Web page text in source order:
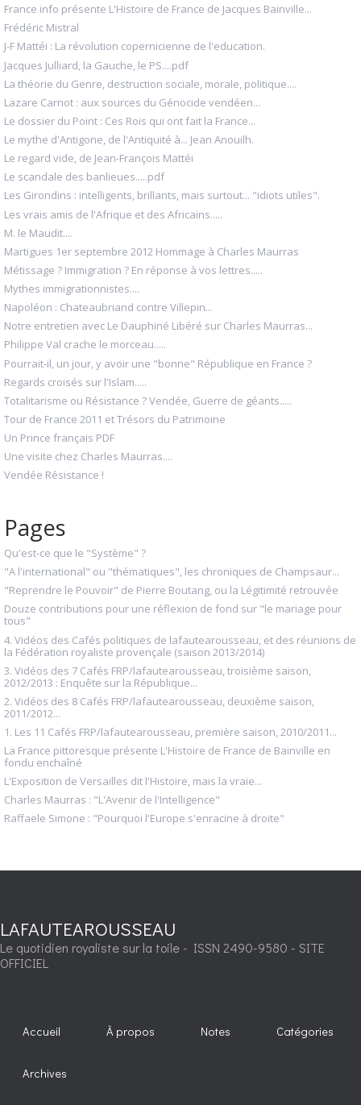
France info présente L'Histoire de France de Jacques Bainville...
Frédéric Mistral
J-F Mattéi : La révolution copernicienne de l'education.
Jacques Julliard, la Gauche, le PS....pdf
La théorie du Genre, destruction sociale, morale, politique....
Lazare Carnot : aux sources du Génocide vendéen...
Le dossier du Point : Ces Rois qui ont fait la France...
Le mythe d'Antigone, de l'Antiquité à... Jean Anouilh.
Le regard vide, de Jean-François Mattéi
Le scandale des banlieues.....pdf
Les Girondins : intelligents, brillants, mais surtout... "idiots utiles".
Les vrais amis de l'Afrique et des Africains.....
M. le Maudit....
Martigues 1er septembre 2012 Hommage à Charles Maurras
Métissage ? Immigration ? En réponse à vos lettres.....
Mythes immigrationnistes....
Napoléon : Chateaubriand contre Villepin...
Notre entretien avec Le Dauphiné Libéré sur Charles Maurras...
Philippe Val crache le morceau.....
Pourrait-il, un jour, y avoir une "bonne" République en France ?
Regards croisés sur l'Islam.....
Totalitarisme ou Résistance ? Vendée, Guerre de géants.....
Tour de France 2011 et Trésors du Patrimoine
Un Prince français PDF
Une visite chez Charles Maurras....
Vendée Résistance !
Pages
Qu'est-ce que le "Système" ?
"A l'international" ou "thématiques", les chroniques de Champsaur...
"Reprendre le Pouvoir" de Pierre Boutang, ou la Légitimité retrouvée
Douze contributions pour une réflexion de fond sur "le mariage pour
tous"
4. Vidéos des Cafés politiques de lafautearousseau, et des réunions de
la Fédération royaliste provençale (saison 2013/2014)
3. Vidéos des 7 Cafés FRP/lafautearousseau, troisième saison,
2012/2013 : Enquête sur la République...
2. Vidéos des 8 Cafés FRP/lafautearousseau, deuxième saison,
2011/2012...
1. Les 11 Cafés FRP/lafautearousseau, première saison, 2010/2011...
La France pittoresque présente L'Histoire de France de Bainville en
fondu enchaîné
L'Exposition de Versailles dit l'Histoire, mais la vraie...
Charles Maurras : "L'Avenir de l'Intelligence"
Raffaele Simone : "Pourquoi l'Europe s'enracine à droite"
LAFAUTEAROUSSEAU
Le quotidien royaliste sur la toile - ISSN 2490-9580 - SITE
OFFICIEL
Accueil À propos Notes Catégories
Archives